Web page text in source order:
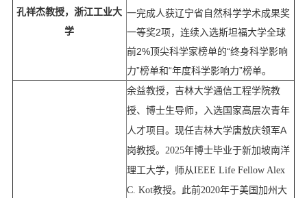
孔祥杰教授，浙江工业大
学
一完成人获辽宁省自然科学学术成果奖
一等奖2项，连续入选斯坦福大学全球
前2%顶尖科学家榜单的“终身科学影响
力”榜单和“年度科学影响力”榜单。
余益教授，吉林大学通信工程学院教
授、博士生导师，入选国家高层次青年
人才项目。现任吉林大学唐敖庆领军A
岗教授。 2025年博士毕业于新加坡南洋
理工大学，师从IEEE Life Fellow Alex
C. Kot教授。此前2020年于美国加州大